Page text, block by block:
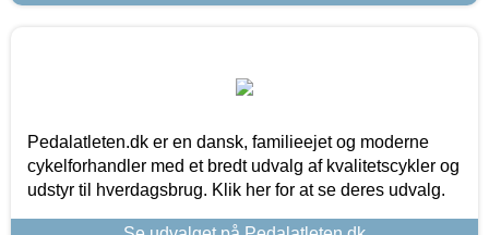
Pedalatleten.dk er en dansk, familieejet og moderne
cykelforhandler med et bredt udvalg af kvalitetscykler og
udstyr til hverdagsbrug. Klik her for at se deres udvalg.